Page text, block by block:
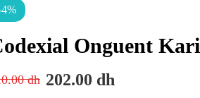
Onguent
dh 202.00 dh